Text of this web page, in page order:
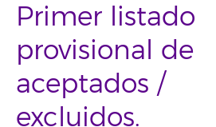
Primer listado
provisional de
aceptados /
excluidos.